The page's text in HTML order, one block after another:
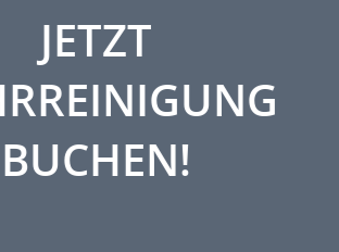
JETZT
BUCHEN!